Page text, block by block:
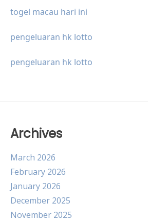
togel macau hari ini
pengeluaran hk lotto
pengeluaran hk lotto
Archives
March 2026
February 2026
January 2026
December 2025
November 2025